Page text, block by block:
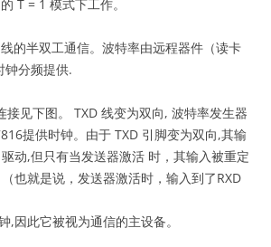
T = 1 模式下工作。
的半双工通信。波特率由远程器件（读卡
分频提供.
接见下图。 TXD 线变为双向, 波特率发生器
提供时钟。由于 TXD 引脚变为双向,其输
动,但只有当发送器激活 时，其输入被重定
也就是说，发送器激活时，输入到了RXD
,因此它被视为通信的主设备。